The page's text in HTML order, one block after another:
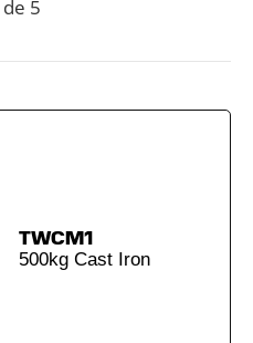
5
TWCM1
500kg Cast Iron